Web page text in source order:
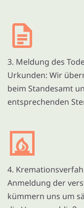
3. Meldung des
Urkunden: Wir
beim Standesamt
entsprechenden
4.
Anmeldung der
kümmern uns um